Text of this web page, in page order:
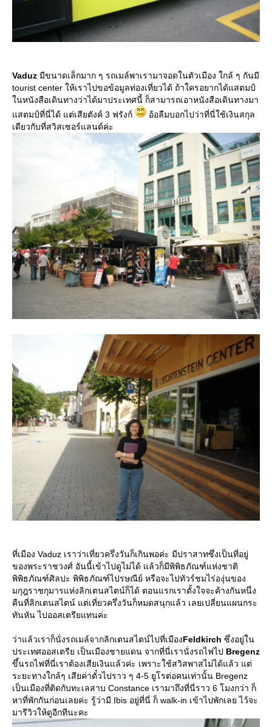
Vaduz มีขนาดเล็กมาก ๆ รถเมล์พาเรามาจอดในตัวเมือง ใกล้ ๆ กันมี
tourist center ให้เราไปขอข้อมูลท่องเที่ยวได้ ถ้าใครอยากได้แสตมป์
นหนังสือเดินทางว่าได้มาประเทศนี้ ก็สามารถเอาหนังสือเดินทางมา
สตมป์ที่นี่ได้ แต่เสียตังค์ 3 ฟรังก์
อ้อลืมบอกไปว่าที่นี่ใช้เงินสกุล
เดียวกับที่สวิสเซอร์แลนด์ค่ะ
ที่เมือง Vaduz เราว่าเที่ยวครึ่งวันก็เกินพอค่ะ มีปราสาทซึ่งเป็นที่อยู่
ของพระราชวงศ์ อันนี้เข้าไปดูไม่ได้ แล้วก็มีพิพิธภัณฑ์แห่งชาติ
พิพิธภัณฑ์ศิลปะ พิพิธภัณฑ์ไปรษณีย์ หรือจะไปทัวร์ชมไร่องุ่นของ
มกุฎราชกุมารแห่งลิกเตนสไตน์ก็ได้ ตอนแรกเราตั้งใจจะค้างกันหนึ่ง
คืนที่ลิกเตนสไตน์ แต่เที่ยวครึ่งวันก็หมดสนุกแล้ว เลยเปลี่ยนแผนกระ
ทันหัน ไปออสเตรียแทนค่ะ
ว่าแล้วเราก็นั่งรถเมล์จากลิกเตนสไตน์ไปที่เมืองFeldkirch ซึ่งอยู่ใน
ประเทศออสเตรีย เป็นเมืองชายแดน จากที่นี่เรานั่งรถไฟไป Bregenz
ขึ้นรถไฟที่นี่เราต้องเสียเงินแล้วค่ะ เพราะใช้สวิสพาสไม่ได้แล้ว แต่
ระยะทางใกล้ๆ เสียค่าตั๋วไปราว ๆ 4-5 ยูโรต่อคนเท่านั้น Bregenz
เป็นเมืองที่ติดกับทะเลสาบ Constance เรามาถึงที่นี่ราว 6 โมงกว่า ก็
หาที่พักกันก่อนเลยค่ะ รู้ว่ามี Ibis อยู่ที่นี่ ก็ walk-in เข้าไปพักเลย ไว้จะ
มารีวิวให้ดูอีกทีนะคะ